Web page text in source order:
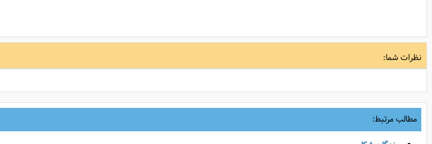
نظرات شما:
مطالب مرتبط: